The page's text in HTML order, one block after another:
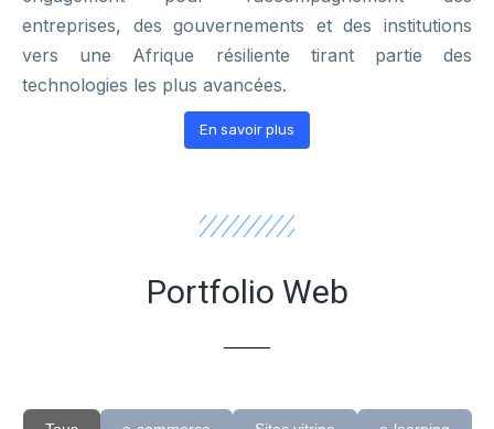
entreprises, des gouvernements et des institutions
vers une Afrique résiliente tirant partie des
technologies les plus avancées.
En savoir plus
Portfolio Web